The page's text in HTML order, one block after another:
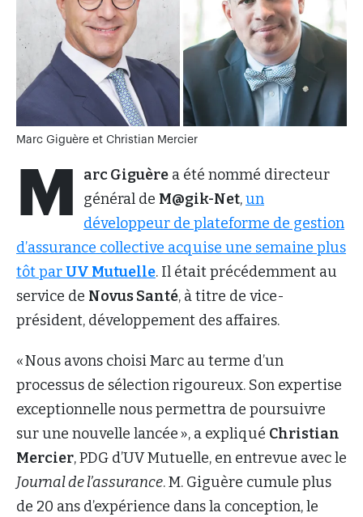
Marc Giguère et Christian Mercier
M arc Giguère a été nommé directeur
général de M@gik-Net,un
développeur de plateforme de gestion
d’assurance collective acquise une semaine plus
tôt parUV Mutuelle. Il était précédemment au
service de Novus Santé, à titre de vice-
président, développement des affaires.
« Nous avons choisi Marc au terme d’un
processus de sélection rigoureux. Son expertise
exceptionnelle nous permettra de poursuivre
sur une nouvelle lancée », a expliqué Christian
Mercier, PDG d’UV Mutuelle, en entrevue avec le
Journal de l’assurance. M. Giguère cumule plus
de 20 ans d’expérience dans la conception, le